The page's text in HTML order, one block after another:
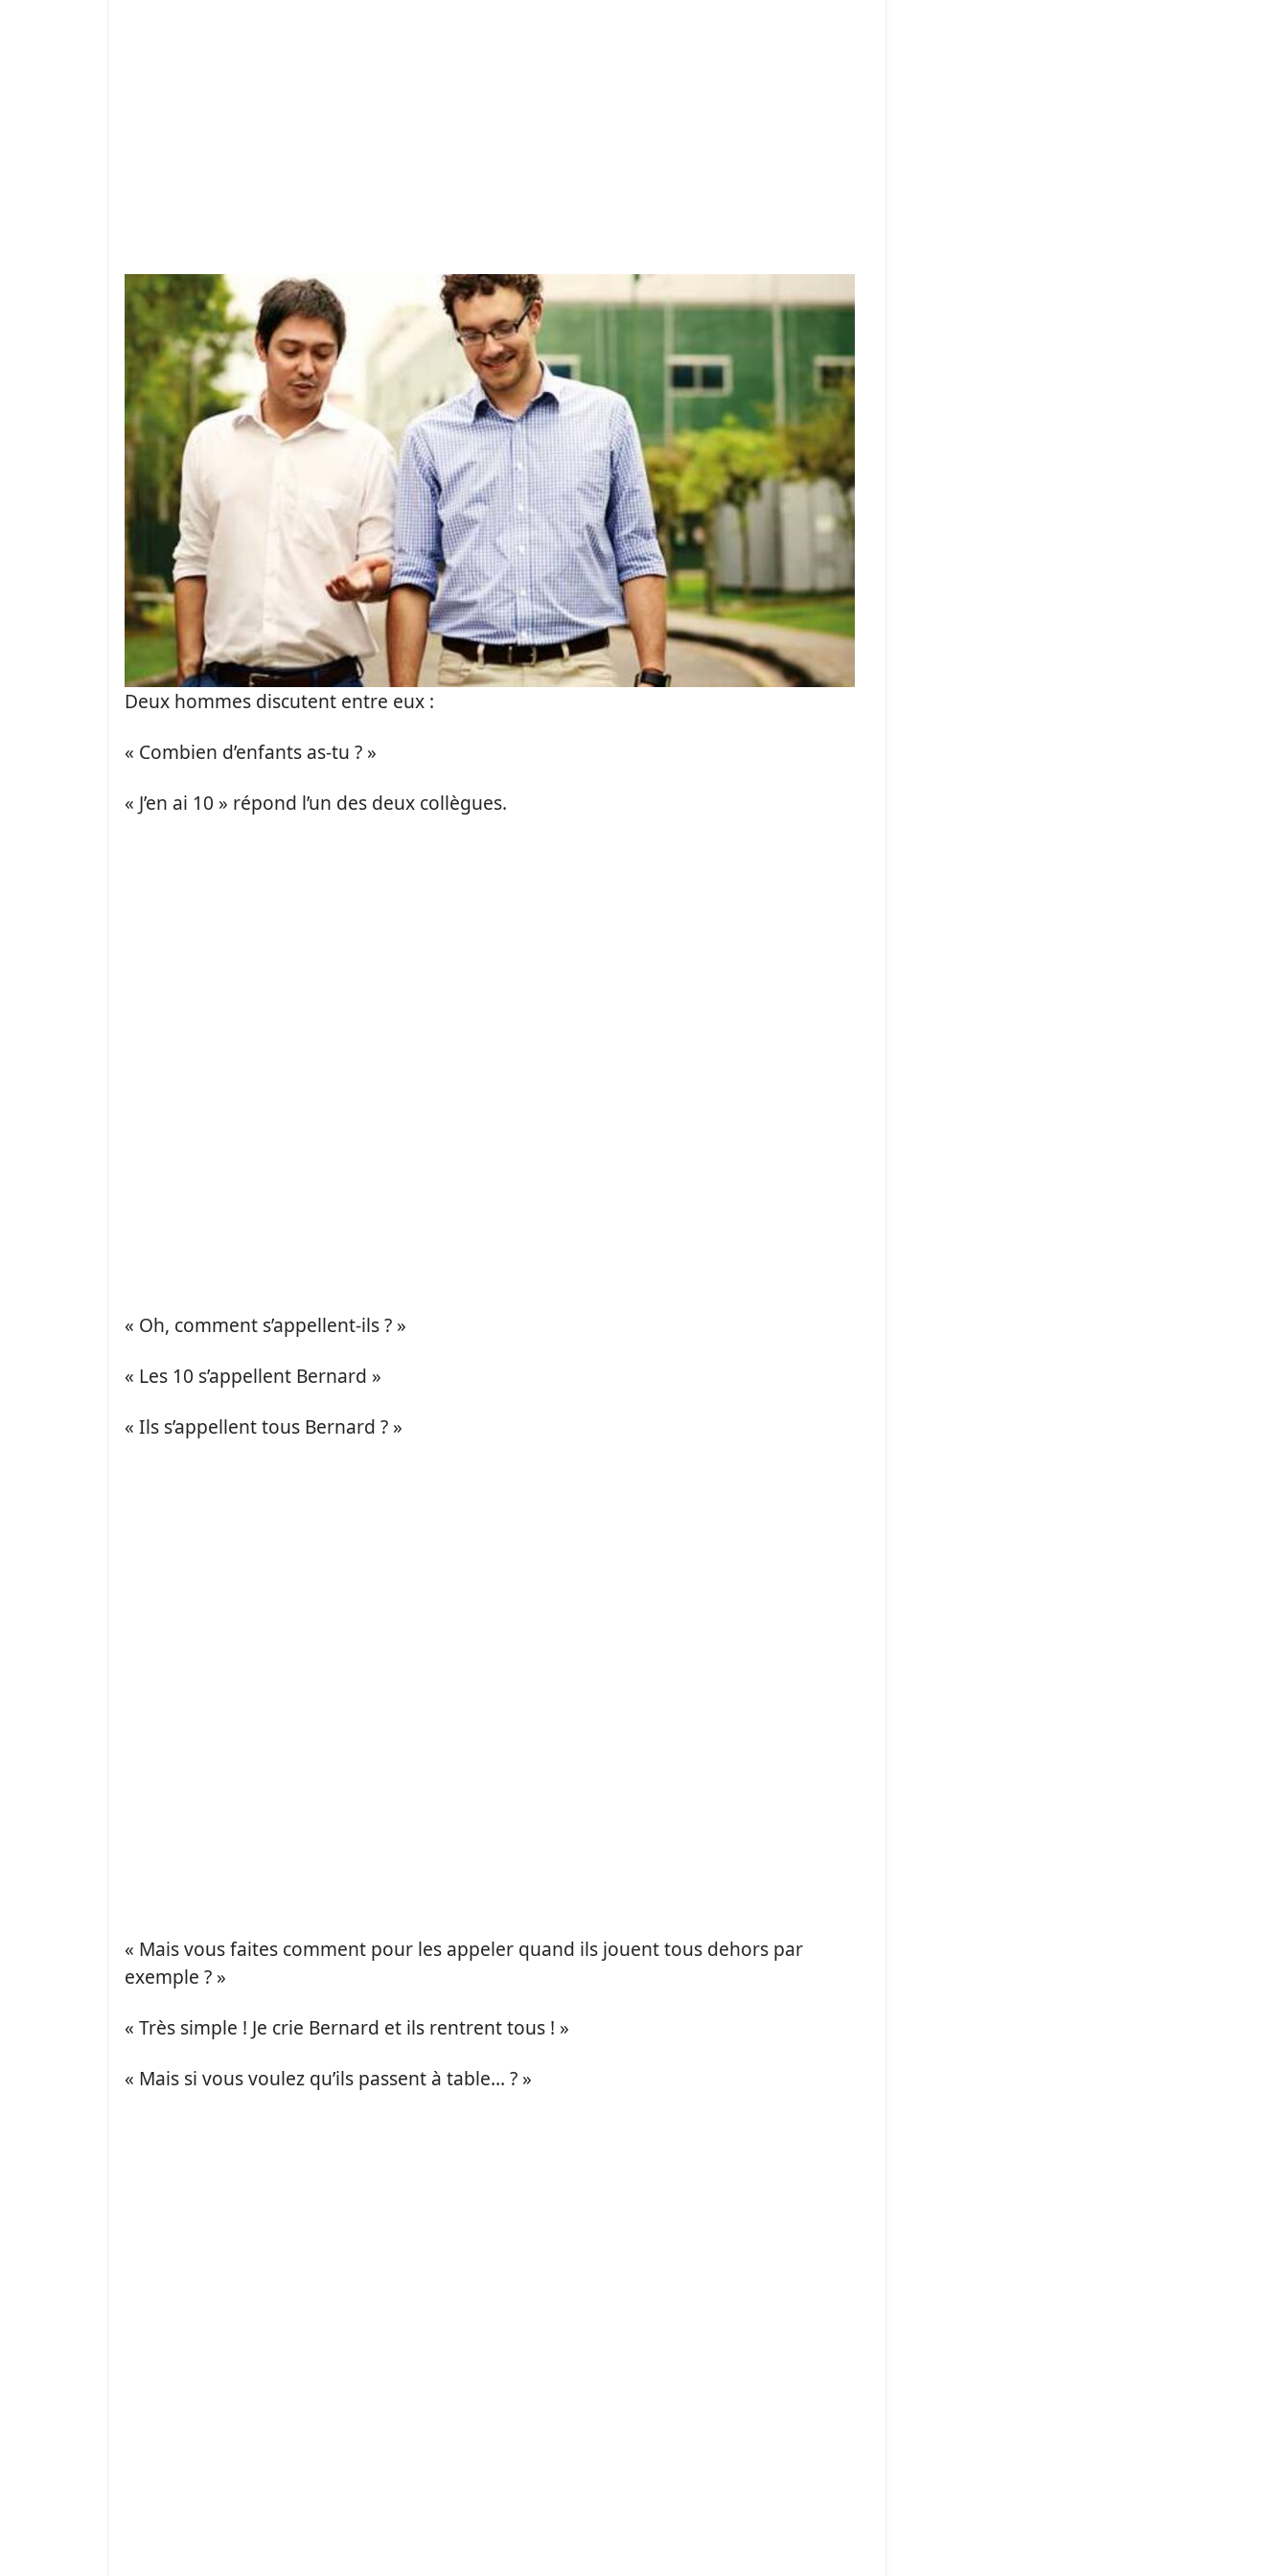
Deux hommes discutent entre eux :
« Combien d’enfants as-tu ? »
« J’en ai 10 » répond l’un des deux collègues.
« Oh, comment s’appellent-ils ? »
« Les 10 s’appellent Bernard »
« Ils s’appellent tous Bernard ? »
« Mais vous faites comment pour les appeler quand ils jouent tous dehors par
exemple ? »
« Très simple ! Je crie Bernard et ils rentrent tous ! »
« Mais si vous voulez qu’ils passent à table… ? »